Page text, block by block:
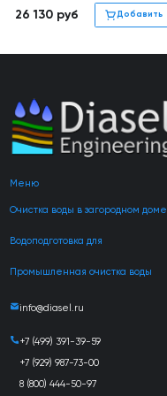
26 130 руб Добавить
Меню
Очистка воды в загородном доме
Водоподготовка для
Промышленная очистка воды
info@diasel.ru
+7 (499) 391-39-59
+7 (929) 987-73-00
8 (800) 444-50-97